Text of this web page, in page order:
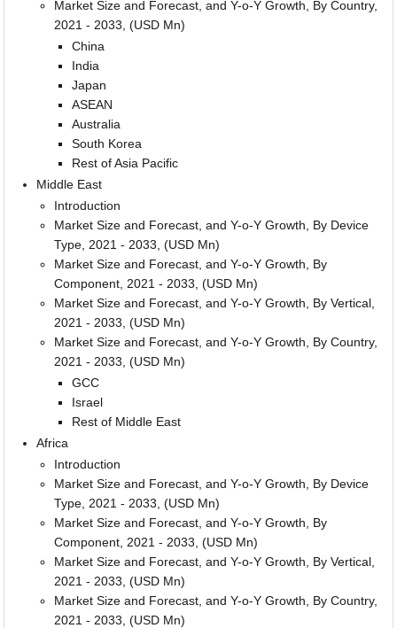
Market Size and Forecast, and Y-o-Y Growth, By Country,
2021 - 2033, (USD Mn)
China
India
Japan
ASEAN
Australia
South Korea
Rest of Asia Pacific
Middle East
Introduction
Market Size and Forecast, and Y-o-Y Growth, By Device
Type, 2021 - 2033, (USD Mn)
Market Size and Forecast, and Y-o-Y Growth, By
Component, 2021 - 2033, (USD Mn)
Market Size and Forecast, and Y-o-Y Growth, By Vertical,
2021 - 2033, (USD Mn)
Market Size and Forecast, and Y-o-Y Growth, By Country,
2021 - 2033, (USD Mn)
GCC
Israel
Rest of Middle East
Africa
Introduction
Market Size and Forecast, and Y-o-Y Growth, By Device
Type, 2021 - 2033, (USD Mn)
Market Size and Forecast, and Y-o-Y Growth, By
Component, 2021 - 2033, (USD Mn)
Market Size and Forecast, and Y-o-Y Growth, By Vertical,
2021 - 2033, (USD Mn)
Market Size and Forecast, and Y-o-Y Growth, By Country,
2021 - 2033, (USD Mn)